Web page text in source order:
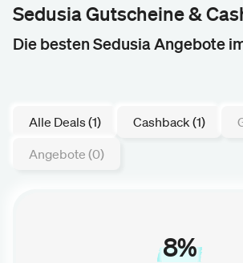
Sedusia Gutscheine &
Die besten Sedusia Angebote
Alle Deals (1) Cashback (1)
Angebote (0)
8%